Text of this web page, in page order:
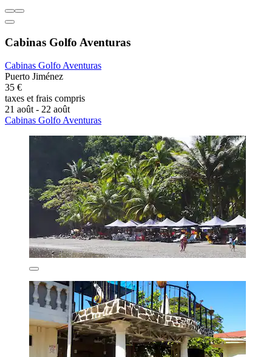
Cabinas Golfo Aventuras
Cabinas Golfo Aventuras
Puerto Jiménez
35 €
taxes et frais compris
21 août - 22 août
Cabinas Golfo Aventuras